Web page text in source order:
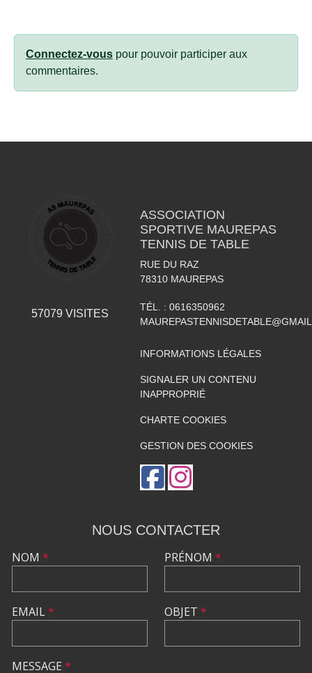
Connectez-vous pour pouvoir participer aux
commentaires.
57079 VISITES
ASSOCIATION
SPORTIVE MAUREPAS
TENNIS DE TABLE
RUE DU RAZ
78310 MAUREPAS
TÉL. : 0616350962
INFORMATIONS LÉGALES
SIGNALER UN CONTENU
INAPPROPRIÉ
CHARTE COOKIES
GESTION DES COOKIES
NOUS CONTACTER
NOM *
EMAIL*
PRÉNOM *
OBJET *
MESSAGE *